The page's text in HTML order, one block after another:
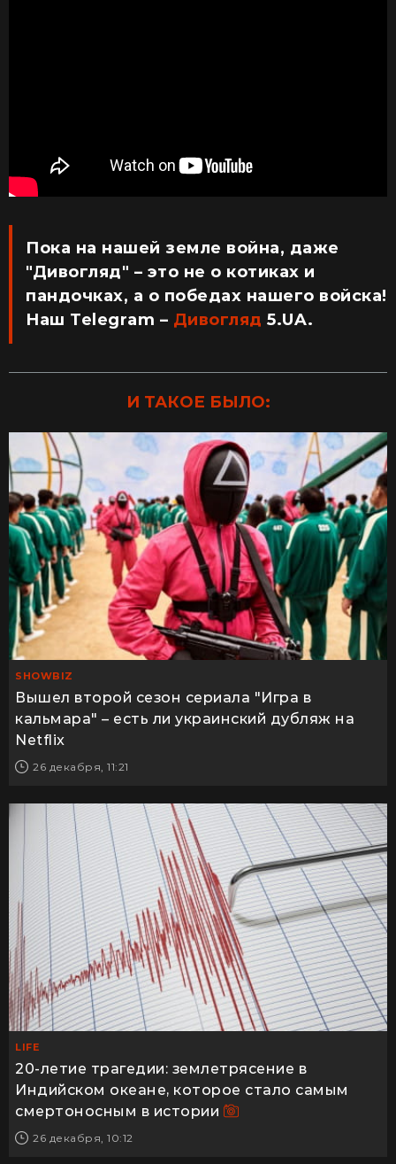
Пока на нашей земле война, даже
"Дивогляд" – это не о котиках и
пандочках, а о победах нашего войска!
Наш Telegram – Дивогляд 5.UA.
И ТАКОЕ БЫЛО:
SHOWBIZ
Вышел второй сезон сериала "Игра в
кальмара" – есть ли украинский дубляж на
Netflix
26 декабря, 11:21
LIFE
20-летие трагедии: землетрясение в
Индийском океане, которое стало самым
смертоносным в истории
26 декабря, 10:12